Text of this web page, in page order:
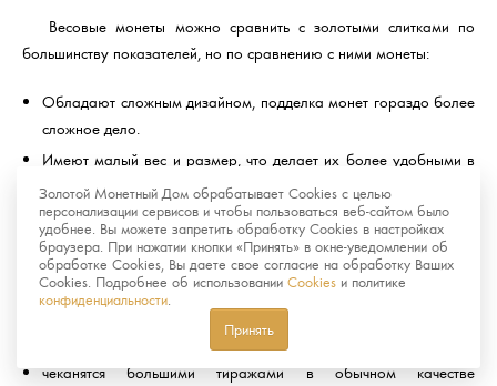
Весовые монеты можно сравнить с золотыми слитками по
большинству показателей, но по сравнению с ними монеты:
Обладают сложным дизайном, подделка монет гораздо более
сложное дело.
Имеют малый вес и размер, что делает их более удобными в
хранении и реализации.
Памятные и инвестиционные монеты отличаются тем, что
вторые:
не пользуются большим спросом у нумизматов
не имеют художественной ценности
чеканятся большими тиражами в обычном качестве
Золотой Монетный Дом обрабатывает Cookies с целью
персонализации сервисов и чтобы пользоваться веб-сайтом было
удобнее. Вы можете запретить обработку Cookies в настройках
браузера. При нажатии кнопки «Принять» в окне-уведомлении об
обработке Cookies, Вы даете свое согласие на обработку Ваших
Cookies. Подробнее об использовании Cookies и политике
конфиденциальности
Принять